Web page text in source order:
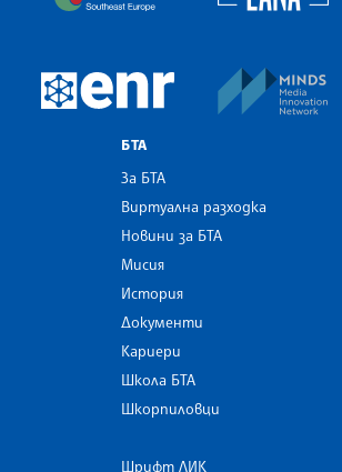
European Newsroom
БТА
За БТА
Виртуална разходка
Новини за БТА
Мисия
История
Документи
Кариери
Школа БТА
Шкорпиловци
Шрифт ЛИК